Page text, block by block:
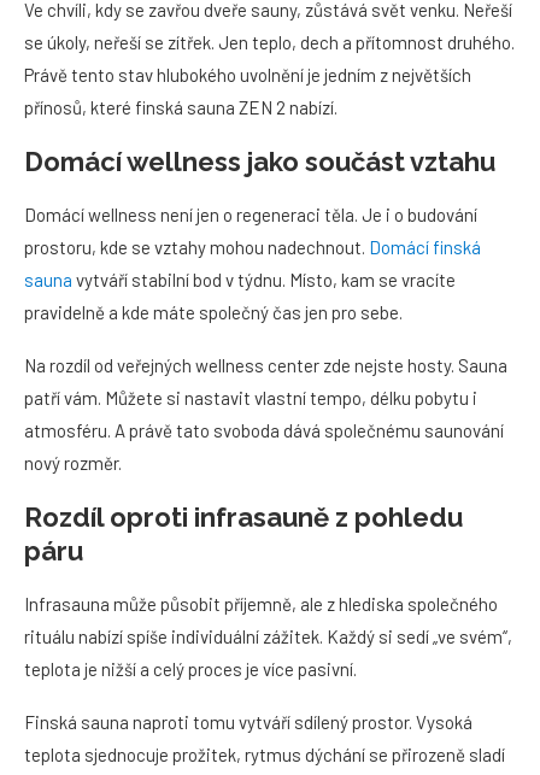
Ve chvíli, kdy se zavřou dveře sauny, zůstává svět venku. Neřeší
se úkoly, neřeší se zítřek. Jen teplo, dech a přítomnost druhého.
Právě tento stav hlubokého uvolnění je jedním z největších
přínosů, které finská sauna ZEN 2 nabízí.
Domácí wellness jako součást vztahu
Domácí wellness není jen o regeneraci těla. Je i o budování
prostoru, kde se vztahy mohou nadechnout. Domácí finská
sauna vytváří stabilní bod v týdnu. Místo, kam se vracíte
pravidelně a kde máte společný čas jen pro sebe.
Na rozdíl od veřejných wellness center zde nejste hosty. Sauna
patří vám. Můžete si nastavit vlastní tempo, délku pobytu i
atmosféru. A právě tato svoboda dává společnému saunování
nový rozměr.
Rozdíl oproti infrasauně z pohledu
páru
Infrasauna může působit příjemně, ale z hlediska společného
rituálu nabízí spíše individuální zážitek. Každý si sedí „ve svém“,
teplota je nižší a celý proces je více pasivní.
Finská sauna naproti tomu vytváří sdílený prostor. Vysoká
teplota sjednocuje prožitek, rytmus dýchání se přirozeně sladí